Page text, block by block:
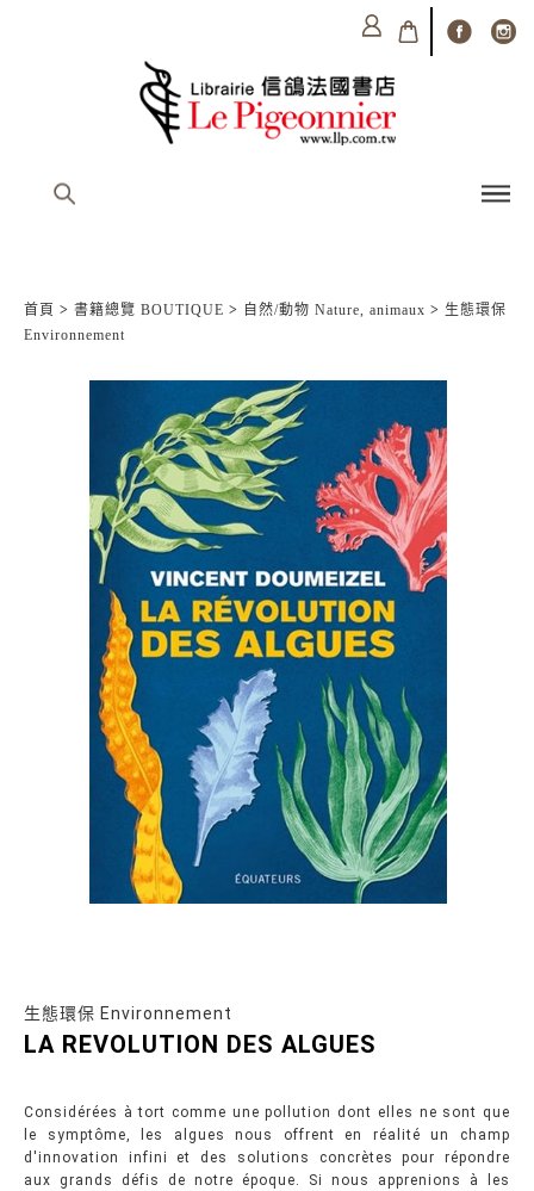
首頁 > 書籍總覽 BOUTIQUE > 自然/動物 Nature, animaux > 生態環保
Environnement
生態環保 Environnement
LA REVOLUTION DES ALGUES
Considérées à tort comme une pollution dont elles ne sont que
le symptôme, les algues nous offrent en réalité un champ
d'innovation infini et des solutions concrètes pour répondre
aux grands défis de notre époque. Si nous apprenions à les